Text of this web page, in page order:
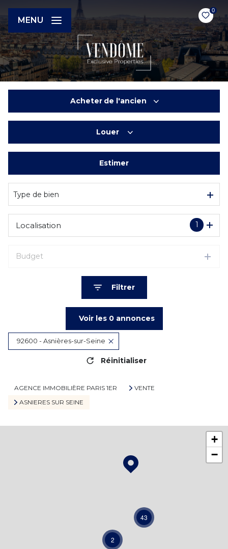
0
MENU
Acheter de l'ancien
Du neuf
Louer
Estimer
Type de bien
1
Localisation
Budget
Filtrer
Voir les 0annonces
92600 - Asnières-sur-Seine
Réinitialiser
AGENCE IMMOBILIÈRE PARIS 1ER
VENTE
ASNIERES SUR SEINE
2
43
+
−